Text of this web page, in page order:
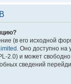
(в его исходной
. Оно доступно на
2.0) и может
сведений